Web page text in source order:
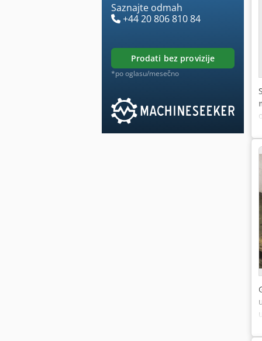
Saznajte odmah
+44 20 806 810 84
prodati bez provizije
*po oglasu/mesečno